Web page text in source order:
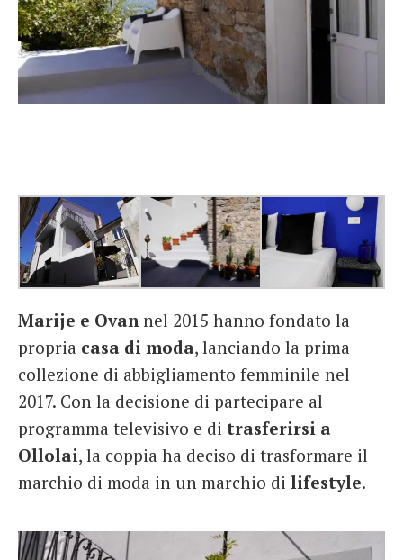
Marije e Ovan nel 2015 hanno fondato la
propria casa di moda, lanciando la prima
collezione di abbigliamento femminile nel
2017. Con la decisione di partecipare al
programma televisivo e di trasferirsi a
Ollolai, la coppia ha deciso di trasformare il
marchio di moda in un marchio di lifestyle.